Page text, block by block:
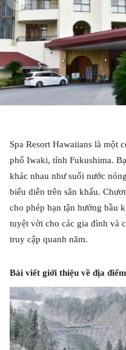
Spa Resort Hawaiians là một
phố Iwaki, tỉnh Fukushima.
khác nhau như suối nước
biểu diễn trên sân khấu.
cho phép bạn tận hưởng bầu
tuyệt vời cho các gia đình và
truy cập quanh năm.
Bài viết giới thiệu về địa